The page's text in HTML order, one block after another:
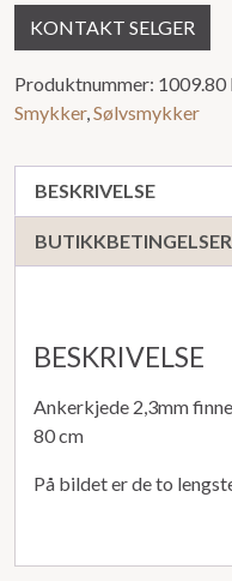
KONTAKT SELGER
Produktnummer: 1009.80
Smykker, Sølvsmykker
BESKRIVELSE
BUTIKKBETINGELSER
BESKRIVELSE
Ankerkjede 2,3mm
80 cm
På bildet er de to